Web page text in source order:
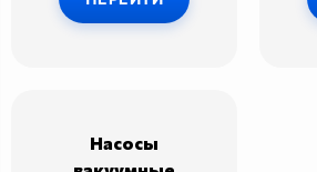
Насосы